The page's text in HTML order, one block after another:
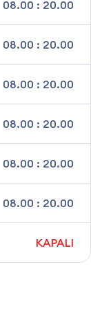
08.00 : 20.00
08.00 : 20.00
08.00 : 20.00
08.00 : 20.00
08.00 : 20.00
08.00 : 20.00
KAPALI